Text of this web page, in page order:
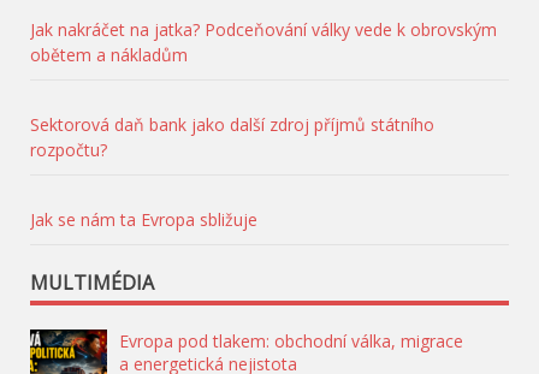
Jak nakráčet na jatka? Podceňování války vede k obrovským
obětem a nákladům
Sektorová daň bank jako další zdroj příjmů státního
rozpočtu?
Jak se nám ta Evropa sbližuje
MULTIMÉDIA
Evropa pod tlakem: obchodní válka, migrace
a energetická nejistota